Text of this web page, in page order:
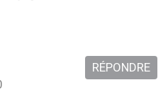
RÉPONDRE